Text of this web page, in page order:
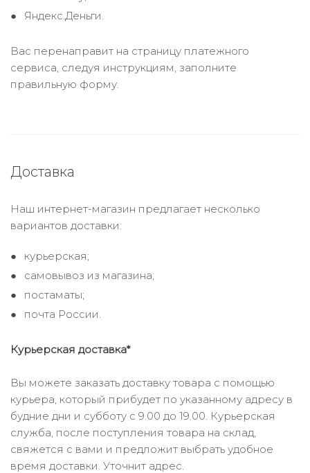
Яндекс.Деньги.
Вас перенаправит на страницу платежного
сервиса, следуя инструкциям, заполните
правильную форму.
Доставка
Наш интернет-магазин предлагает несколько
вариантов доставки:
курьерская;
самовывоз из магазина;
постаматы;
почта России.
Курьерская доставка*
Вы можете заказать доставку товара с помощью
курьера, который прибудет по указанному адресу в
будние дни и субботу с 9.00 до 19.00. Курьерская
служба, после поступления товара на склад,
свяжется с вами и предложит выбрать удобное
время доставки. Уточнит адрес.